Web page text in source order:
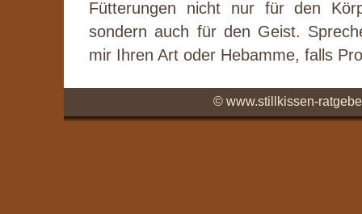
Fütterungen nicht nur für den
sondern auch für den Geist.
mir Ihren Art oder Hebamme, falls
© www.stillkissen-